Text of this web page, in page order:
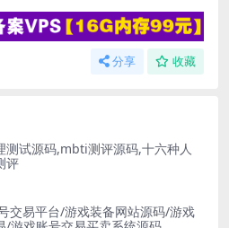
分享 收藏
测试源码,mbti测评源码,十六种人
评
交易平台/游戏装备网站源码/游戏